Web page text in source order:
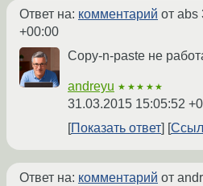
Ответ на: комментарий от abs
+00:00
Copy-n-paste не
andreyu ★★★★★
31.03.2015 15:05:52
Показать ответ
Ответ на: комментарий от